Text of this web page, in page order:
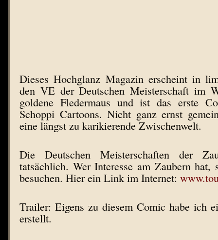
Dieses Hochglanz Magazin erscheint in
den VE der Deutschen Meisterschaft im
goldene Fledermaus und ist das erste
Schoppi Cartoons. Nicht ganz ernst
eine längst zu karikierende Zwischenwelt.
Die Deutschen Meisterschaften der
tatsächlich. Wer Interesse am Zaubern hat,
besuchen. Hier ein Link im Internet:
Trailer: Eigens zu diesem Comic habe ich
erstellt.